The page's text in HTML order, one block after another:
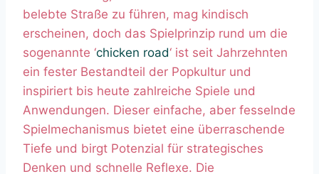
belebte Straße zu führen, mag kindisch
erscheinen, doch das Spielprinzip rund um die
sogenannte ‘chicken road‘ ist seit Jahrzehnten
ein fester Bestandteil der Popkultur und
inspiriert bis heute zahlreiche Spiele und
Anwendungen. Dieser einfache, aber fesselnde
Spielmechanismus bietet eine überraschende
Tiefe und birgt Potenzial für strategisches
Denken und schnelle Reflexe. Die